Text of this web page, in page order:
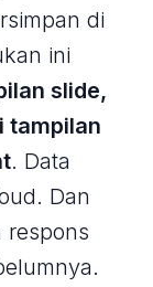
di
ini
slide,
tampilan
. Data
Dan
respons